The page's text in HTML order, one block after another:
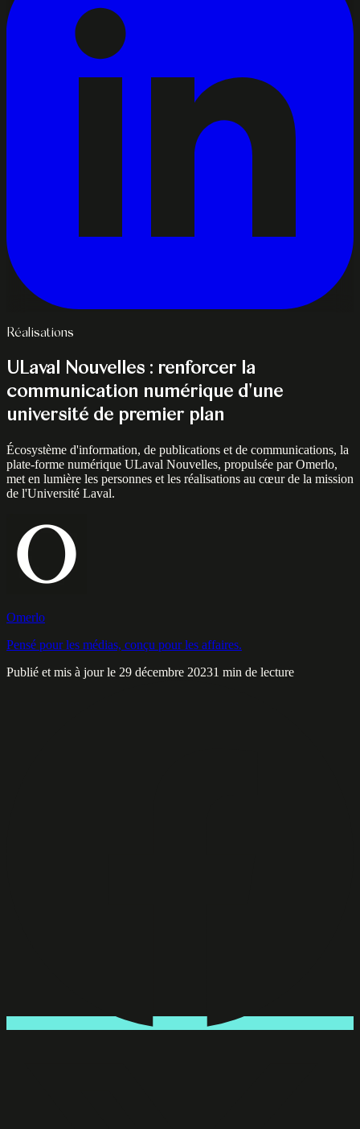
Réalisations
ULaval Nouvelles : renforcer la
communication numérique d'une
université de premier plan
Écosystème d'information, de publications et de communications, la
plate-forme numérique ULaval Nouvelles, propulsée par Omerlo,
met en lumière les personnes et les réalisations au cœur de la mission
de l'Université Laval.
Omerlo
Pensé pour les médias, conçu pour les affaires.
Publié et mis à jour le 29 décembre 20231 min de lecture